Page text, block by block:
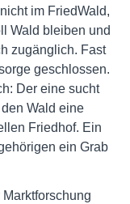
im FriedWald,
Wald bleiben und
zugänglich. Fast
geschlossen.
Der eine sucht
Wald eine
Friedhof. Ein
ein Grab